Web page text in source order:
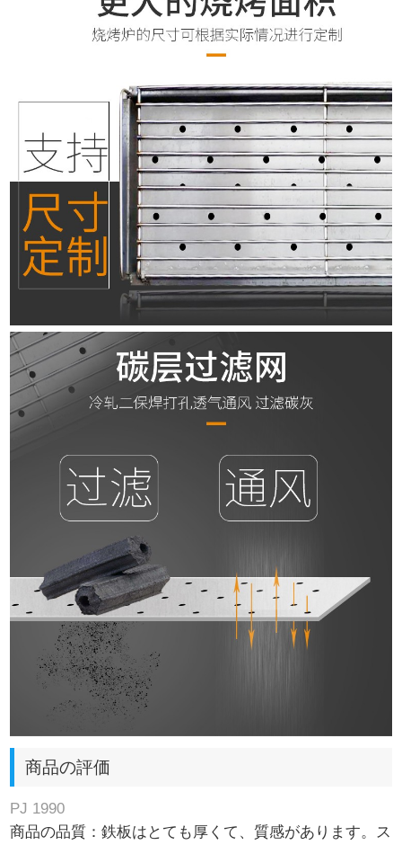
商品の評価
PJ 1990
商品の品質：鉄板はとても厚くて、質感があります。ス